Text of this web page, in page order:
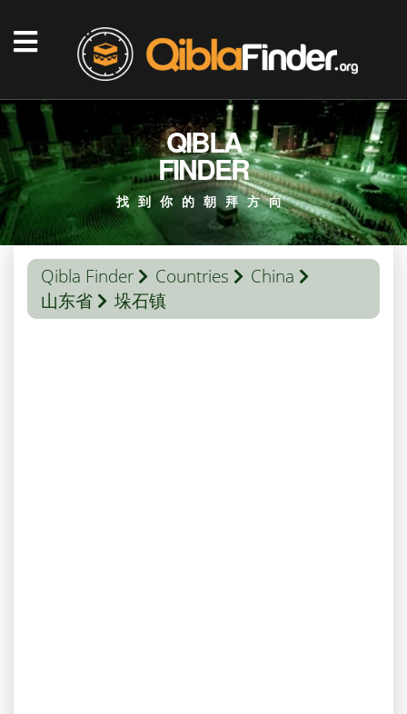
QIBLA
FINDER
找到你的朝拜方向
Qibla Finder Countries
China
山东省
垛石镇